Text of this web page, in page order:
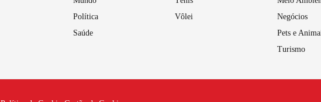
Política
Saúde
Vôlei
Negócios
Pets e
Turismo